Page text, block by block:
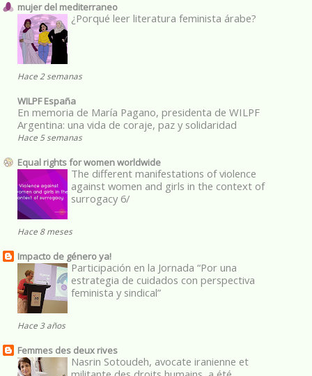
mujer del mediterraneo
¿Porqué leer literatura feminista árabe?
Hace 2 semanas
WILPF España
En memoria de María Pagano, presidenta de WILPF
Argentina: una vida de coraje, paz y solidaridad
Hace 5 semanas
Equal rights for women worldwide
The different manifestations of violence
against women and girls in the context of
surrogacy 6/
Hace 8 meses
Impacto de género ya!
Participación en la Jornada “Por una
estrategia de cuidados con perspectiva
feminista y sindical”
Hace 3 años
Femmes des deux rives
Nasrin Sotoudeh, avocate iranienne et